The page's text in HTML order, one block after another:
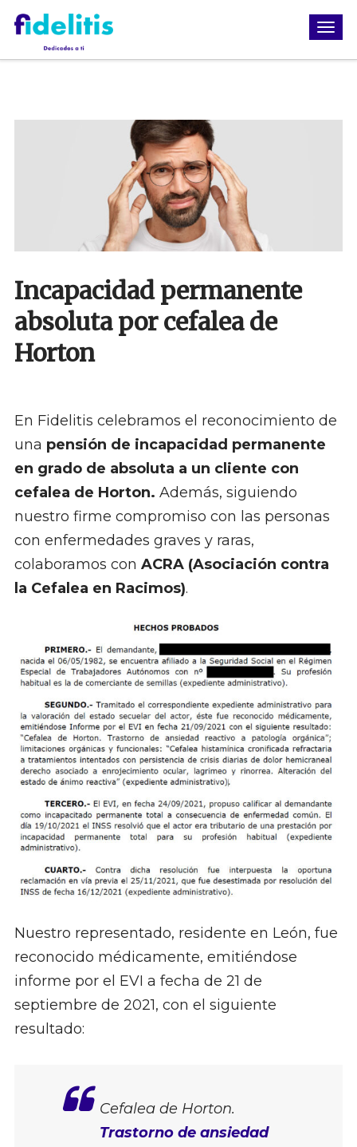
Incapacidad permanente
absoluta por cefalea de
Horton
En Fidelitis celebramos el reconocimiento de
una pensión de incapacidad permanente
en grado de absoluta a un cliente con
cefalea de Horton. Además, siguiendo
nuestro firme compromiso con las personas
con enfermedades graves y raras,
colaboramos con ACRA (Asociación contra
la Cefalea en Racimos).
Nuestro representado, residente en León, fue
reconocido médicamente, emitiéndose
informe por el EVI a fecha de 21 de
septiembre de 2021, con el siguiente
resultado:
Cefalea de Horton.
Trastorno de ansiedad